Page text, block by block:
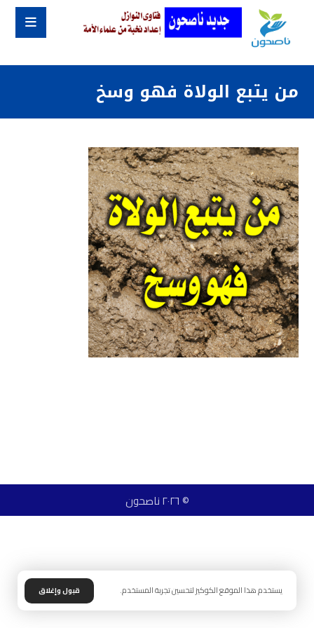
من يتبع الولاة فهو وسخ
© ٢٠٢٦ ناصحون
يستخدم هذا الموقع الكوكيز لتحسين تجربة المستخدم. قبول وإغلاق